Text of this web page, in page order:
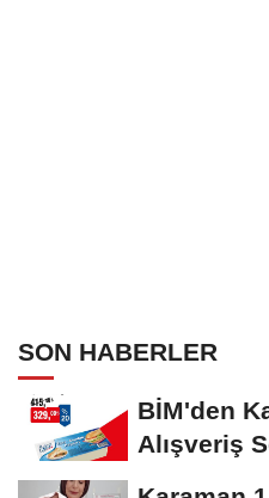
SON HABERLER
BİM'den
Alışveriş